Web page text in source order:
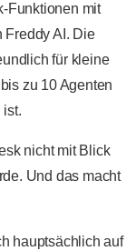
Funktionen mit
Freddy AI. Die
für kleine
zu 10 Agenten
ist.
nicht mit Blick
Und das macht
hauptsächlich auf